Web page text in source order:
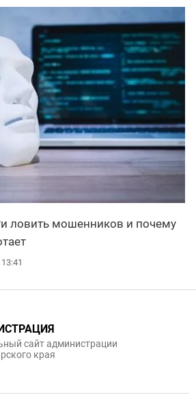
ловить мошенников и почему
сайт администрации
края